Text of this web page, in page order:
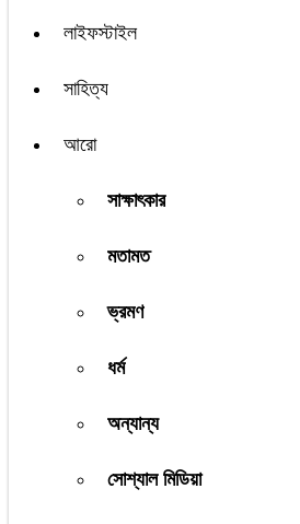
লাইফস্টাইল
সাহিত্য
আরো
সাক্ষাৎকার
মতামত
ভ্রমণ
ধর্ম
অন্যান্য
সোশ্যাল মিডিয়া